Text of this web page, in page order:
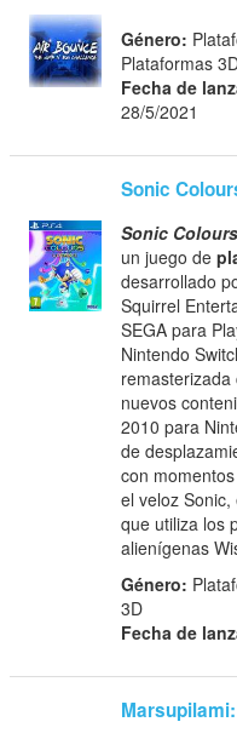
Género:
Plataformas
Fecha de
28/5/2021
Sonic
Sonic
un juego de
desarrollado
Squirrel
SEGA para
Nintendo
nuevos
2010 para
de
con
el veloz
que utiliza los
alienígenas
Género:
3D
Fecha de